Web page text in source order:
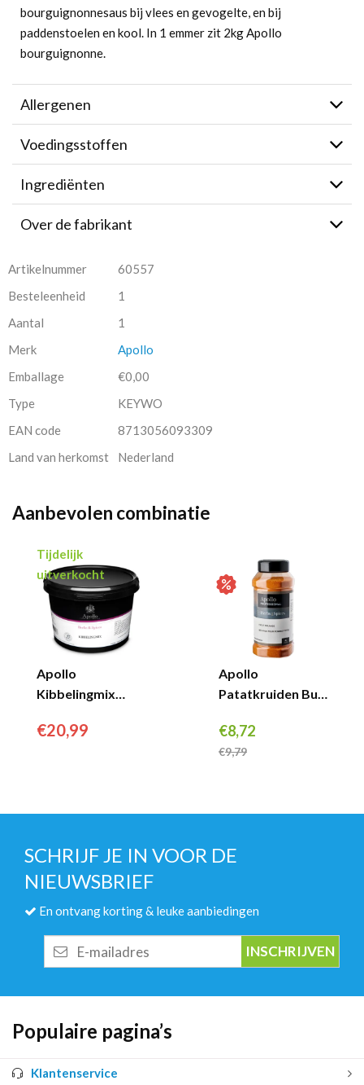
bourguignonnesaus bij vlees en gevogelte, en bij
paddenstoelen en kool. In 1 emmer zit 2kg Apollo
bourguignonne.
Allergenen
Voedingsstoffen
Ingrediënten
Over de fabrikant
Artikelnummer
60557
Besteleenheid
1
Aantal
1
Merk
Apollo
Emballage
€0,00
Type
KEYWO
EAN code
8713056093309
Land van herkomst
Nederland
Aanbevolen combinatie
Tijdelijk
uitverkocht
Apollo
Kibbelingmix
€20,99
Apollo
Patatkruiden Bus
€8,72
€9,79
SCHRIJF JE IN VOOR DE
NIEUWSBRIEF
En ontvang korting & leuke aanbiedingen
mailadres
Populaire pagina’s
Klantenservice